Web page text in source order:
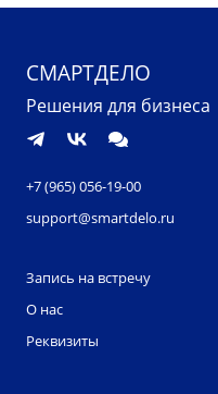
СМАРТДЕЛО
Решения для бизнеса
+7 (965) 056-19-00
support@smartdelo.ru
Запись на встречу
О нас
Реквизиты